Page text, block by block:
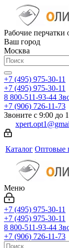
Рабочие
Ваш город
Москва
+7 (495) 975-30-11
+7 (495) 975-30-11
8 800-511-93-44
+7 (906) 726-11-73
Звоните с 9:00 до
Каталог Оптовые
Меню
+7 (495) 975-30-11
+7 (495) 975-30-11
8 800-511-93-44
+7 (906) 726-11-73